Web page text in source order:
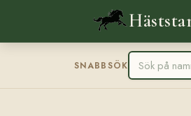
SNABBSÖK